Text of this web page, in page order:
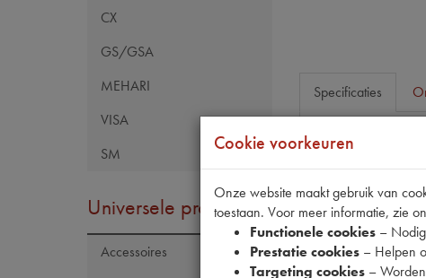
CX
GS/GSA
MEHARI
VISA
SM
Universele producten
Accessoires
Specificaties
Model Citroën
Maten
Cookie voorkeuren
Onze website maakt gebruik van
toestaan. Voor meer informatie, zie
Functionele cookies –
Prestatie cookies – Helpen
Targeting cookies –